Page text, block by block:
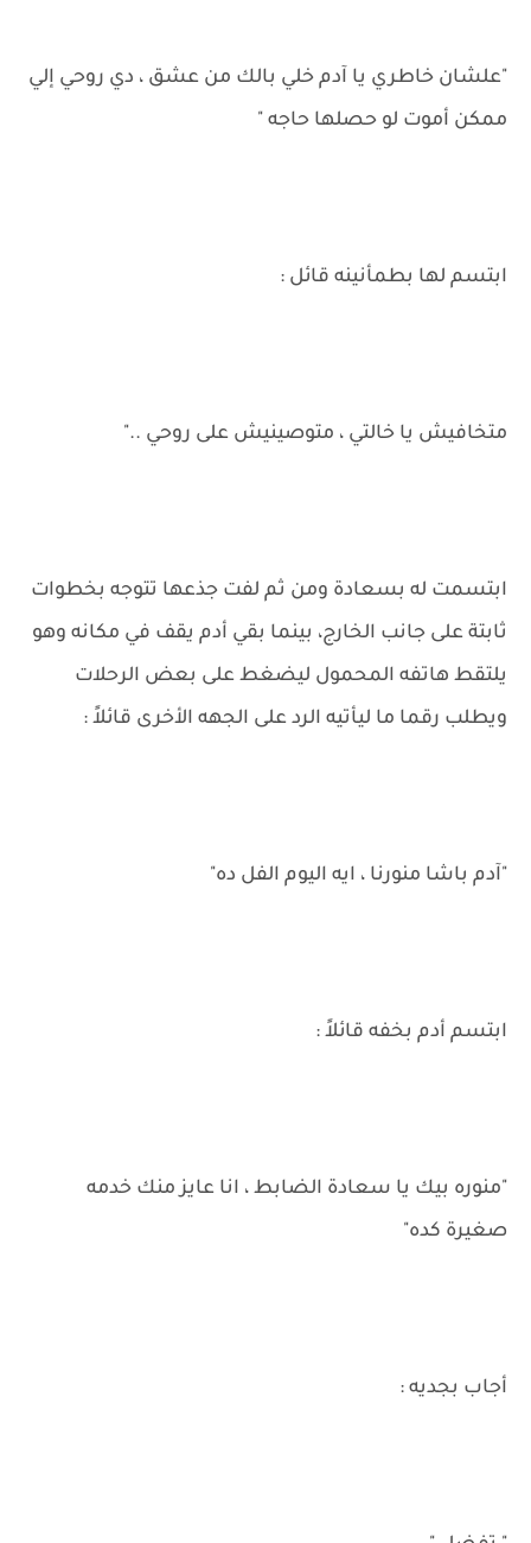
"علشان خاطري يا آدم خلي بالك من عشق ، دي روحي إلي
ممكن أموت لو حصلها حاجه "
ابتسم لها بطمأنينه قائل :
متخافيش يا خالتي ، متوصينيش على روحي .."
ابتسمت له بسعادة ومن ثم لفت جذعها تتوجه بخطوات
ثابتة على جانب الخارج، بينما بقي أدم يقف في مكانه وهو
يلتقط هاتفه المحمول ليضغط على بعض الرحلات
ويطلب رقما ما ليأتيه الرد على الجهه الأخرى قائلاً :
"آدم باشا منورنا ، ايه اليوم الفل ده"
ابتسم أدم بخفه قائلاً :
"منوره بيك يا سعادة الضابط ، انا عايز منك خدمه
صغيرة كده"
أجاب بجديه :